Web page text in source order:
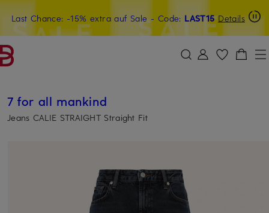
ZUM HAUPTINHALT ÜBERSPRINGEN ZUM SUCHFELD ÜBERSPRINGEN
Last Chance: -15% extra auf Sale- Code: LAST15 Details
15€-Willkommensgutschein mit Beyond sichern
7 for all mankind
Jeans CALIE STRAIGHT Straight Fit